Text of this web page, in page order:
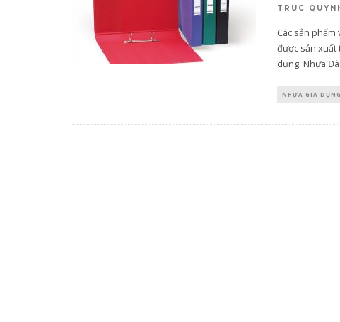
TRUC
Các sản
được sản xuất
dụng. Nhựa
NHỰA GIA DỤNG